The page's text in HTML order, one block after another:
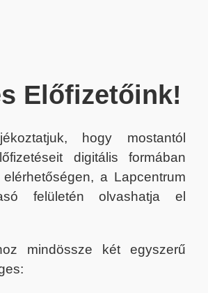
Előfizetőink!
hogy mostantól
digitális formában
a Lapcentrum
felületén olvashatja el
mindössze két egyszerű